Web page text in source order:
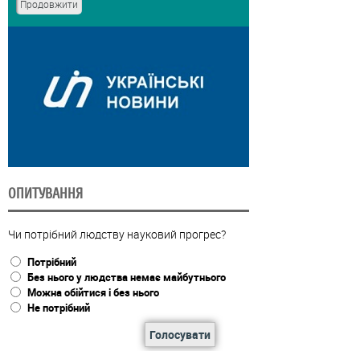
ОПИТУВАННЯ
Чи потрібний людству науковий прогрес?
Потрібний
Без нього у людства немає майбутнього
Можна обійтися і без нього
Не потрібний
Голосувати